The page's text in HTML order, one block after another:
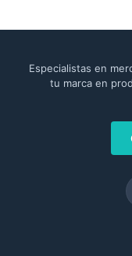
Especialistas en
tu marca en